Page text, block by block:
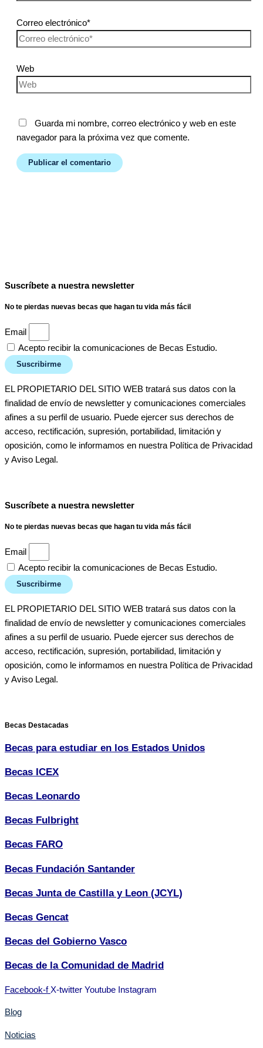
Correo electrónico*
Web
Guarda mi nombre, correo electrónico y web en este
navegador para la próxima vez que comente.
Suscríbete a nuestra newsletter
No te pierdas nuevas becas que hagan tu vida más fácil
Email
Acepto recibir la comunicaciones de Becas Estudio.
Suscribirme
EL PROPIETARIO DEL SITIO WEB tratará sus datos con la
finalidad de envío de newsletter y comunicaciones comerciales
afines a su perfil de usuario. Puede ejercer sus derechos de
acceso, rectificación, supresión, portabilidad, limitación y
oposición, como le informamos en nuestra Política de Privacidad
y Aviso Legal.
Suscríbete a nuestra newsletter
No te pierdas nuevas becas que hagan tu vida más fácil
Email
Acepto recibir la comunicaciones de Becas Estudio.
Suscribirme
EL PROPIETARIO DEL SITIO WEB tratará sus datos con la
finalidad de envío de newsletter y comunicaciones comerciales
afines a su perfil de usuario. Puede ejercer sus derechos de
acceso, rectificación, supresión, portabilidad, limitación y
oposición, como le informamos en nuestra Política de Privacidad
y Aviso Legal.
Becas Destacadas
Becas para estudiar en los Estados Unidos
Becas ICEX
Becas Leonardo
Becas Fulbright
Becas FARO
Becas Fundación Santander
Becas Junta de Castilla y Leon (JCYL)
Becas Gencat
Becas del Gobierno Vasco
Becas de la Comunidad de Madrid
Facebook-f X-twitter Youtube Instagram
Blog
Noticias